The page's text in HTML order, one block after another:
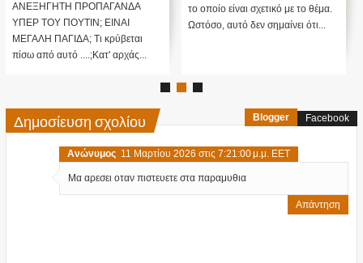
ΑΝΕΞΗΓΗΤΗ ΠΡΟΠΑΓΑΝΔΑ
ΥΠΕΡ ΤΟΥ ΠΟΥΤΙΝ; ΕΙΝΑΙ
ΜΕΓΑΛΗ ΠΑΓΙΔΑ; Τι κρύβεται
πίσω από αυτό ....;Κατ' αρχάς...
το οποίο είναι σχετικό με το θέμα.
Ωστόσο, αυτό δεν σημαίνει ότι...
Δημοσίευση σχολίου Blogger Facebook
Ανώνυμος 11 Μαρτίου 2026 στις 7:21:00 μ.μ. EET
Μα αρεσει οταν πιστευετε στα παραμυθια
Απάντηση